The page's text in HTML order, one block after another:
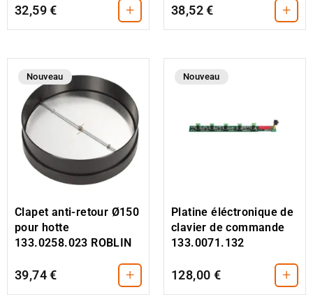
32,59 € + 38,52 € +
Nouveau
Clapet anti-retour Ø150
pour hotte
133.0258.023 ROBLIN
39,74 € +
Nouveau
Platine éléctronique de
clavier de commande
133.0071.132
128,00 € +